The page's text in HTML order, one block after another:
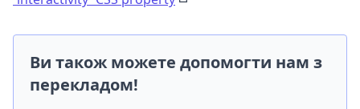
Ви також можете допомогти нам з
перекладом!